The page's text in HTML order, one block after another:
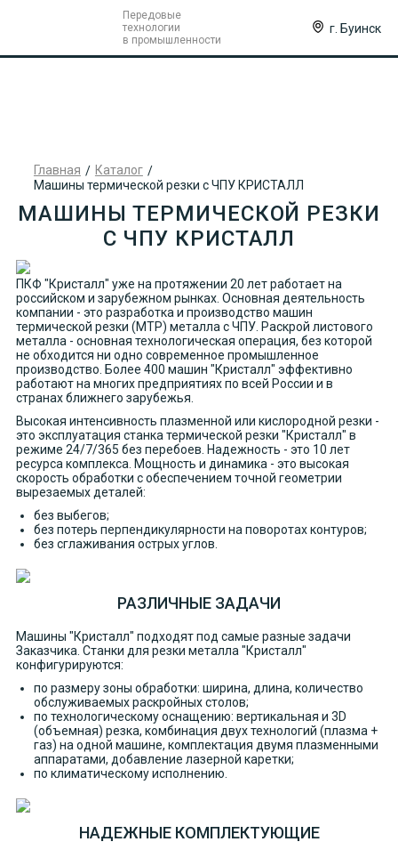
Передовые
технологии
в промышленности
г. Буинск
Главная
Каталог
Машины термической резки с ЧПУ КРИСТАЛЛ
МАШИНЫ ТЕРМИЧЕСКОЙ РЕЗКИ
С ЧПУ КРИСТАЛЛ
ПКФ "Кристалл" уже на протяжении 20 лет работает на
российском и зарубежном рынках. Основная деятельность
компании - это разработка и производство машин
термической резки (МТР) металла с ЧПУ. Раскрой листового
металла - основная технологическая операция, без которой
не обходится ни одно современное промышленное
производство. Более 400 машин "Кристалл" эффективно
работают на многих предприятиях по всей России и в
странах ближнего зарубежья.
Высокая интенсивность плазменной или кислородной резки -
это эксплуатация станка термической резки "Кристалл" в
режиме 24/7/365 без перебоев. Надежность - это 10 лет
ресурса комплекса. Мощность и динамика - это высокая
скорость обработки с обеспечением точной геометрии
вырезаемых деталей:
без выбегов;
без потерь перпендикулярности на поворотах контуров;
без сглаживания острых углов.
РАЗЛИЧНЫЕ ЗАДАЧИ
Машины "Кристалл" подходят под самые разные задачи
Заказчика. Станки для резки металла "Кристалл"
конфигурируются:
по размеру зоны обработки: ширина, длина, количество
обслуживаемых раскройных столов;
по технологическому оснащению: вертикальная и 3D
(объемная) резка, комбинация двух технологий (плазма +
газ) на одной машине, комплектация двумя плазменными
аппаратами, добавление лазерной каретки;
по климатическому исполнению.
НАДЕЖНЫЕ КОМПЛЕКТУЮЩИЕ